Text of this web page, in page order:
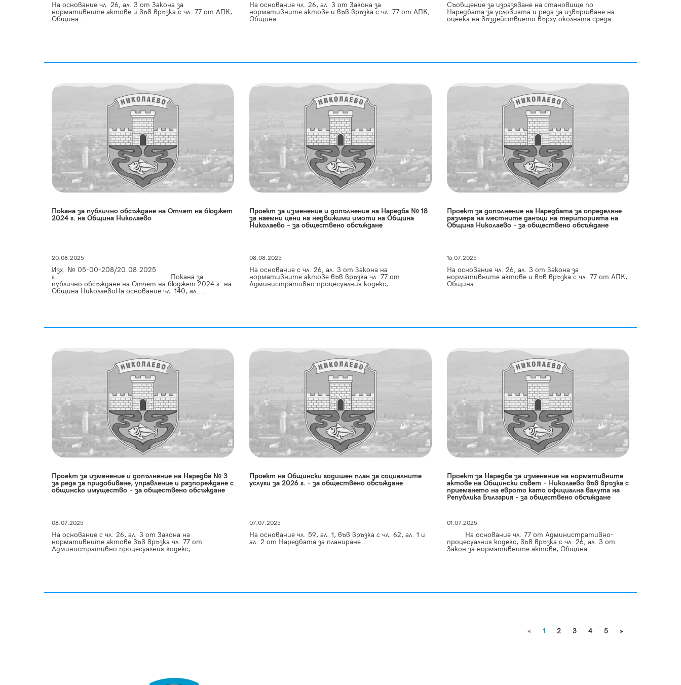
На основание чл. 26, ал. 3 от Закона за
нормативните актове и във връзка с чл. 77 от АПК,
Община...
На основание чл. 26, ал. 3 от Закона за
нормативните актове и във връзка с чл. 77 от АПК,
Община...
Съобщение за изразяване на становище по
Наредбата за условията и реда за извършване на
оценка на въздействието върху околната среда...
Покана за публично обсъждане на Отчет на бюджет
2024 г. на Община Николаево
20.08.2025
Изх. № 05-00-208/20.08.2025
г. Покана за
публично обсъждане на Отчет на бюджет 2024 г. на
Община НиколаевоНа основание чл. 140, ал....
Проект за изменение и допълнение на Наредба № 18
за наемни цени на недвижими имоти на Община
Николаево – за обществено обсъждане
08.08.2025
На основание с чл. 26, ал. 3 от Закона на
нормативните актове във връзка чл. 77 от
Административно процесуалния кодекс,...
Проект за допълнение на Наредбата за определяне
размера на местните данъци на територията на
Община Николаево - за обществено обсъждане
16.07.2025
На основание чл. 26, ал. 3 от Закона за
нормативните актове и във връзка с чл. 77 от АПК,
Община...
Проект за изменение и допълнение на Наредба № 3
за реда за придобиване, управление и разпореждане с
общинско имущество – за обществено обсъждане
08.07.2025
На основание с чл. 26, ал. 3 от Закона на
нормативните актове във връзка чл. 77 от
Административно процесуалния кодекс,...
Проект на Общински годишен план за социалните
услуги за 2026 г. - за обществено обсъждане
07.07.2025
На основание чл. 59, ал. 1, във връзка с чл. 62, ал. 1 и
ал. 2 от Наредбата за планиране...
Проект за Наредба за изменение на нормативните
актове на Общински съвет – Николаево във връзка с
приемането на еврото като официална валута на
Република България - за обществено обсъждане
01.07.2025
На основание чл. 77 от Административно-
процесуалния кодекс, във връзка с чл. 26, ал. 3 от
Закон за нормативните актове, Община...
« 1 2 3 4 5 »